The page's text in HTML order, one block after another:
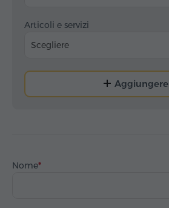
Articoli e servizi
Scegliere
Aggiungere
Nome